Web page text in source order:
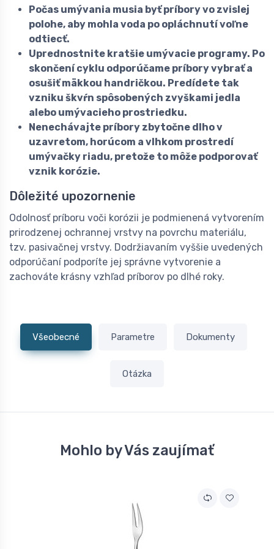
Počas umývania musia byť príbory vo zvislej
polohe, aby mohla voda po opláchnutí voľne
odtiecť.
Uprednostnite kratšie umývacie programy. Po
skončení cyklu odporúčame príbory vybrať a
osušiť mäkkou handričkou. Predídete tak
vzniku škvŕn spôsobených zvyškami jedla
alebo umývacieho prostriedku.
Nenechávajte príbory zbytočne dlho v
uzavretom, horúcom a vlhkom prostredí
umývačky riadu, pretože to môže podporovať
vznik korózie.
Dôležité upozornenie
Odolnosť príboru voči korózii je podmienená vytvorením
prirodzenej ochrannej vrstvy na povrchu materiálu,
tzv. pasivačnej vrstvy. Dodržiavaním vyššie uvedených
odporúčaní podporíte jej správne vytvorenie a
zachováte krásny vzhľad príborov po dlhé roky.
Všeobecné Parametre Dokumenty
Otázka
Mohlo by Vás zaujímať